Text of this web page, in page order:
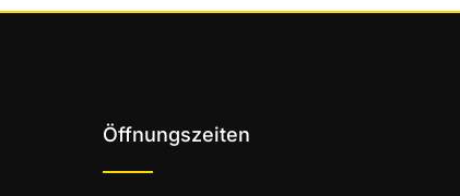
Öffnungszeiten